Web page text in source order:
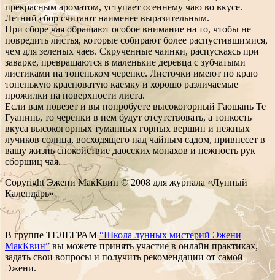
прекрасным ароматом, уступает осеннему чаю во вкусе.
Летний сбор считают наименее выразительным.
При сборе чая обращают особое внимание на то, чтобы не
повредить листья, которые собирают более распустившимися,
чем для зеленых чаев. Скрученные чаинки, распускаясь при
заварке, превращаются в маленькие деревца с зубчатыми
листиками на тоненьком черенке. Листочки имеют по краю
тоненькую красноватую каемку и хорошо различаемые
прожилки на поверхности листа.
Если вам повезет и вы попробуете высокогорный Гаошань Те
Гуанинь, то черенки в нем будут отсутствовать, а тонкость
вкуса высокогорных туманных горных вершин и нежных
лучиков солнца, восходящего над чайным садом, привнесет в
вашу жизнь спокойствие даосских монахов и нежность рук
сборщиц чая.
Copyright Эжени МакКвин © 2008 для журнала «Лунный
Календарь»
В группе ТЕЛЕГРАМ“Школа лунных мистерий Эжени
МакКвин” вы можете принять участие в онлайн практиках,
задать свои вопросы и получить рекомендации от самой
Эжени.